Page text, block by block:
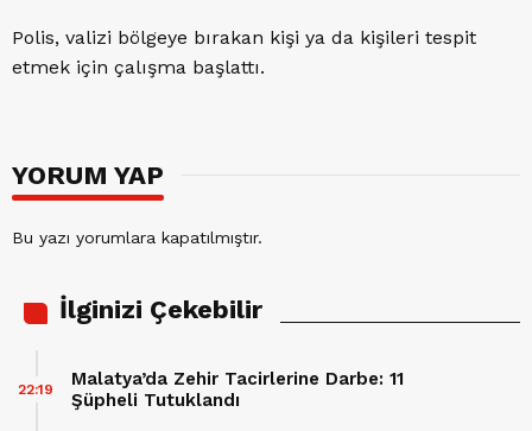
Polis, valizi bölgeye bırakan kişi ya da kişileri tespit
etmek için çalışma başlattı.
YORUM YAP
Bu yazı yorumlara kapatılmıştır.
İlginizi Çekebilir
Malatya’da Zehir Tacirlerine Darbe: 11
Şüpheli Tutuklandı
22:19